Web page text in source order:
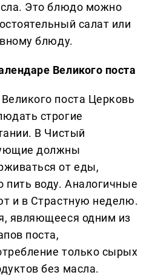
Это блюдо можно
салат или
блюду.
Великого поста
поста Церковь
строгие
В Чистый
должны
от еды,
пить воду. Аналогичные
и в Страстную неделю.
являющееся одним из
поста,
только сырых
без масла.